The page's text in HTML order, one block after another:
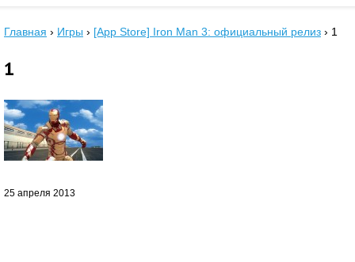
Главная › Игры › [App Store] Iron Man 3: официальный релиз › 1
1
25 апреля 2013